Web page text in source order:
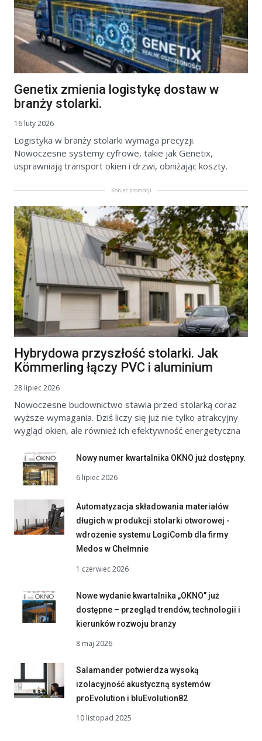
Genetix zmienia logistykę dostaw w
branży stolarki.
16 luty 2026
Logistyka w branży stolarki wymaga precyzji.
Nowoczesne systemy cyfrowe, takie jak Genetix,
usprawniają transport okien i drzwi, obniżając koszty.
Koniec promocji
Hybrydowa przyszłość stolarki. Jak
Kömmerling łączy PVC i aluminium
28 lipiec 2026
Nowoczesne budownictwo stawia przed stolarką coraz
wyższe wymagania. Dziś liczy się już nie tylko atrakcyjny
wygląd okien, ale również ich efektywność energetyczna
Nowy numer kwartalnika OKNO już dostępny.
6 lipiec 2026
Automatyzacja składowania materiałów
długich w produkcji stolarki otworowej -
wdrożenie systemu LogiComb dla firmy
Medos w Chełmnie
1 czerwiec 2026
Nowe wydanie kwartalnika „OKNO” już
dostępne – przegląd trendów, technologii i
kierunków rozwoju branży
8 maj 2026
Salamander potwierdza wysoką
izolacyjność akustyczną systemów
proEvolution i bluEvolution82
10 listopad 2025